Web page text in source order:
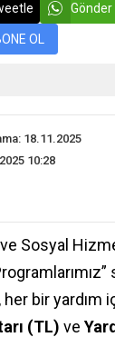
Gönder
OL
18.11.2025
10:28
Sosyal
bir yardım
(TL) ve